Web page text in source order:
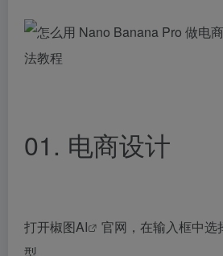
01. 电商设计
打开椒图AI
官网，在输入框中选
型。